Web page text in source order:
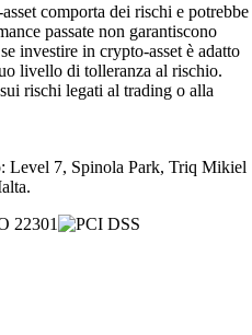
comporta dei rischi e potrebbe
passate non garantiscono
investire in crypto-asset è adatto
livello di tolleranza al rischio.
rischi legati al trading o alla
Level 7, Spinola Park, Triq Mikiel